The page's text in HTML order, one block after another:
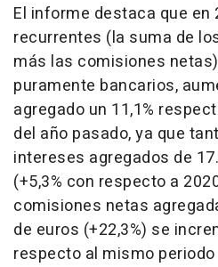
El informe destaca que en
recurrentes (la suma de
más las comisiones
puramente bancarios,
agregado un 11,1%
del año pasado, ya que
intereses agregados de
(+5,3% con respecto a
comisiones netas
de euros (+22,3%) se
respecto al mismo periodo